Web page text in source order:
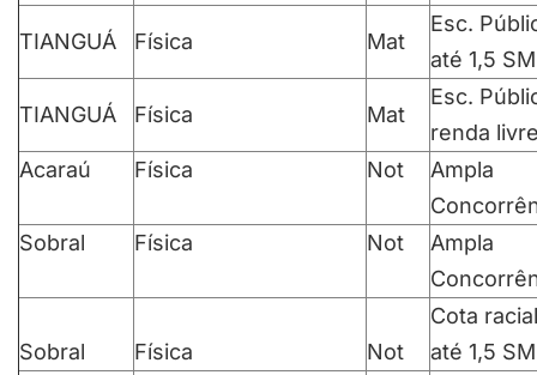
TIANGUÁ Física Mat
Esc.
até 1,5 SM
TIANGUÁ Física Mat
Esc.
renda
Acaraú
Física Not
Ampla
Sobral
Física Not
Ampla
Sobral Física Not
Cota racial
até 1,5 SM